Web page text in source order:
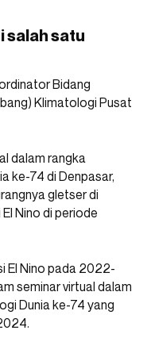
salah satu
Bidang
Klimatologi Pusat
dalam rangka
ke-74 di Denpasar,
gletser di
Nino di periode
El Nino pada 2022-
seminar virtual dalam
Dunia ke-74 yang